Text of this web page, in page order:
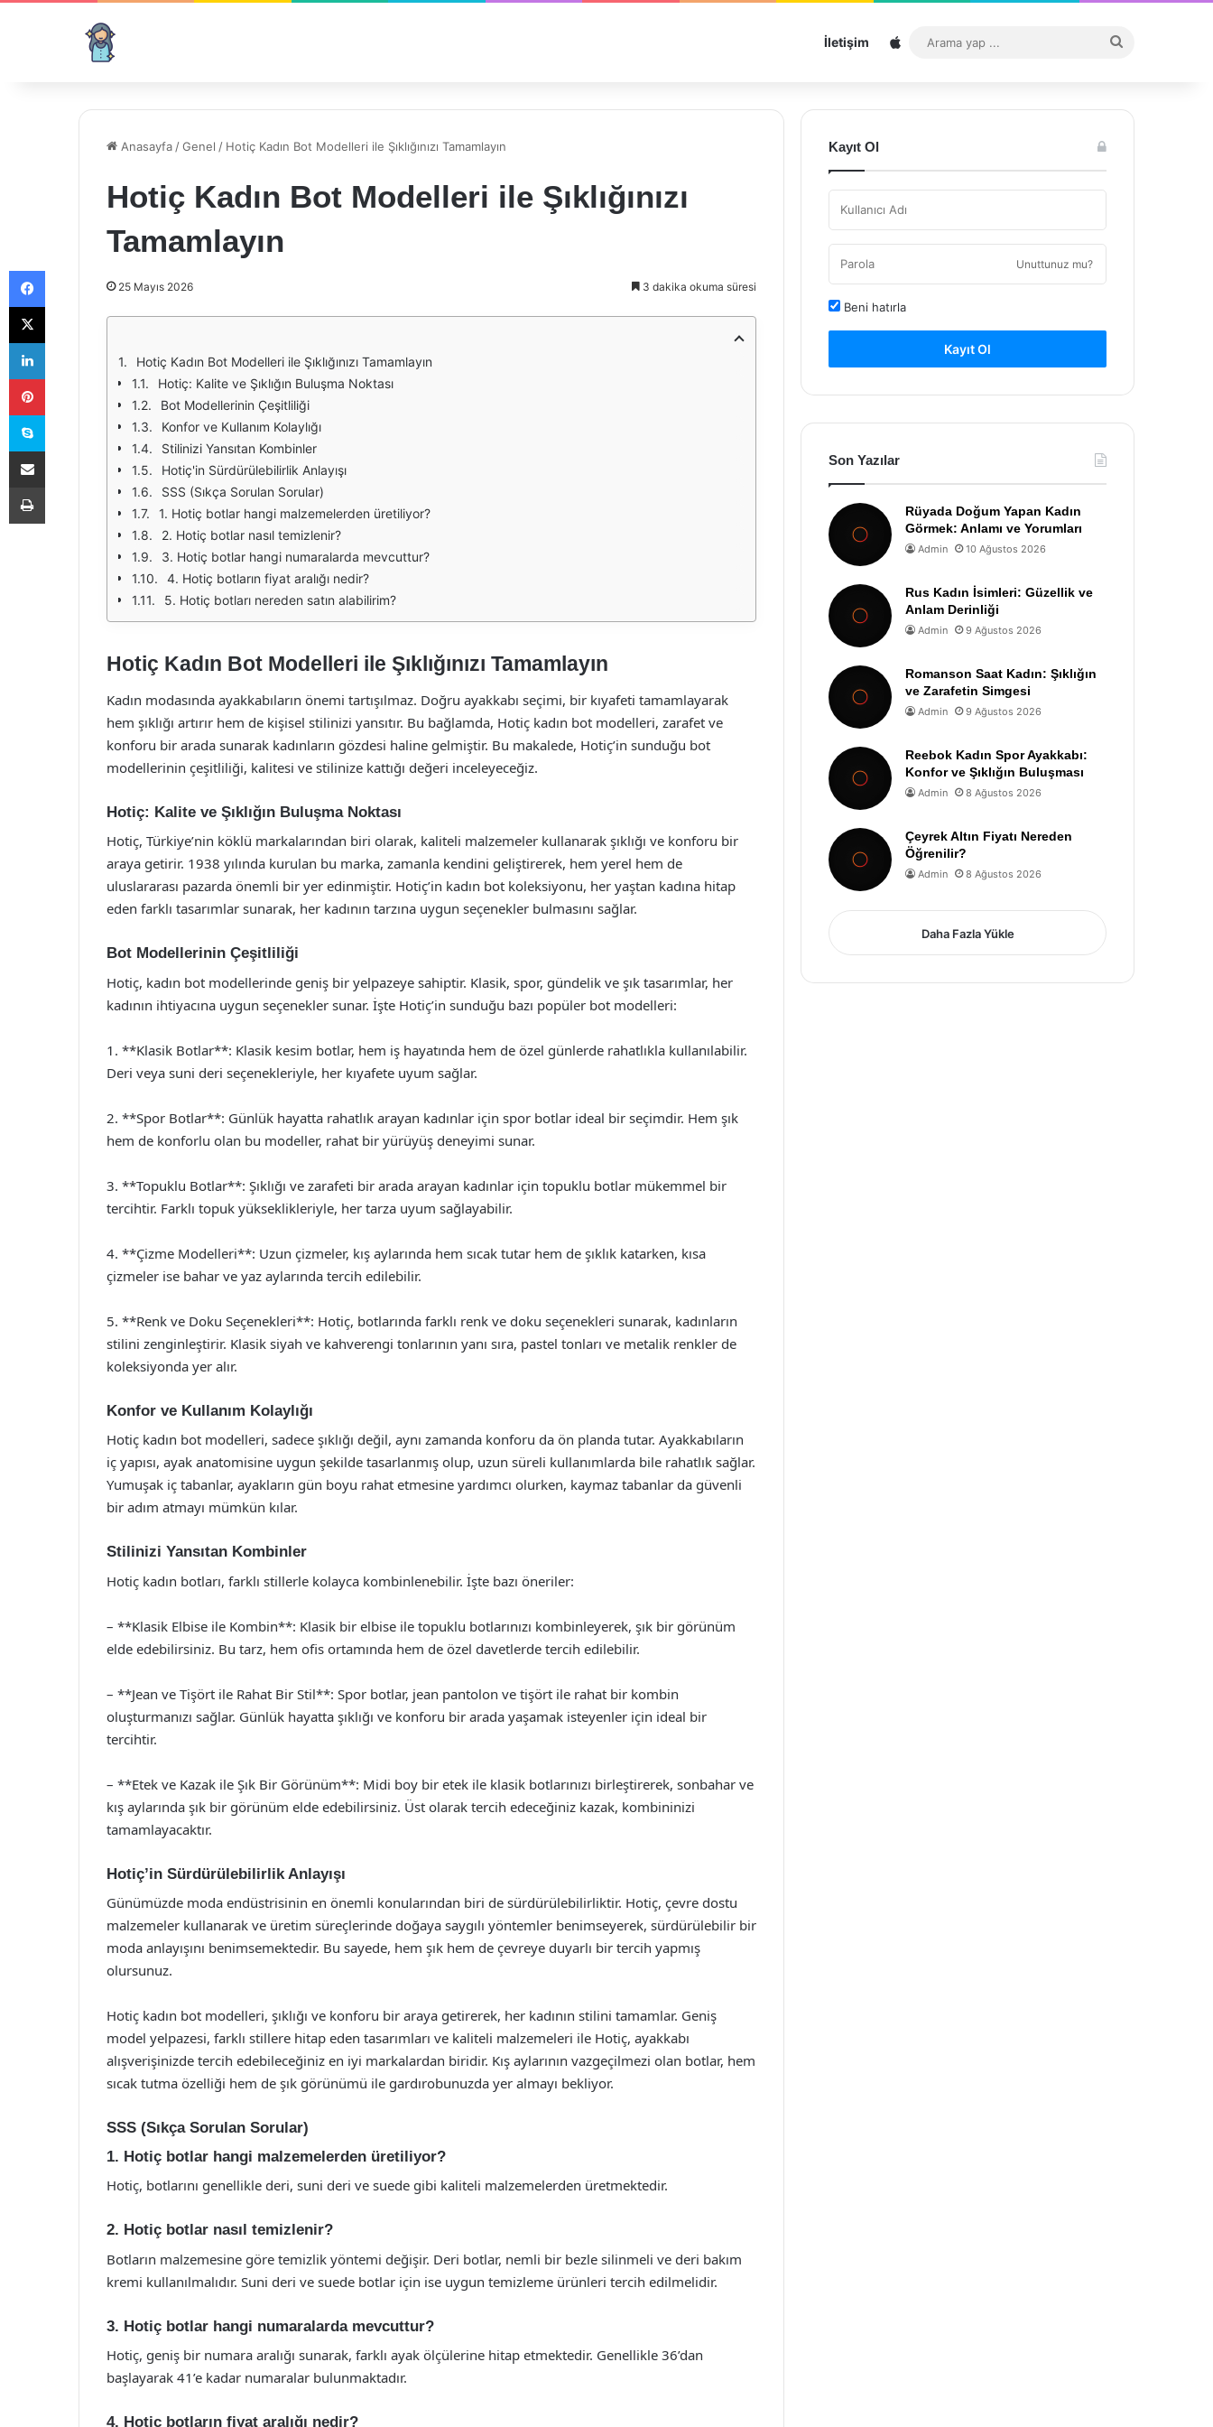
İletişim Sitemap
...
Anasayfa /Genel / Hotiç Kadın Bot Modelleri ile Şıklığınızı Tamamlayın
Hotiç Kadın Bot Modelleri ile Şıklığınızı
Tamamlayın
25 Mayıs 2026 3 dakika okuma süresi
Hotiç Kadın Bot Modelleri ile Şıklığınızı Tamamlayın
Hotiç: Kalite ve Şıklığın Buluşma Noktası
Bot Modellerinin Çeşitliliği
Konfor ve Kullanım Kolaylığı
Stilinizi Yansıtan Kombinler
Hotiç'in Sürdürülebilirlik Anlayışı
SSS (Sıkça Sorulan Sorular)
1. Hotiç botlar hangi malzemelerden üretiliyor?
2. Hotiç botlar nasıl temizlenir?
3. Hotiç botlar hangi numaralarda mevcuttur?
4. Hotiç botların fiyat aralığı nedir?
5. Hotiç botları nereden satın alabilirim?
Hotiç Kadın Bot Modelleri ile Şıklığınızı Tamamlayın
Kadın modasında ayakkabıların önemi tartışılmaz. Doğru ayakkabı seçimi, bir kıyafeti tamamlayarak
hem şıklığı artırır hem de kişisel stilinizi yansıtır. Bu bağlamda, Hotiç kadın bot modelleri, zarafet ve
konforu bir arada sunarak kadınların gözdesi haline gelmiştir. Bu makalede, Hotiç’in sunduğu bot
modellerinin çeşitliliği, kalitesi ve stilinize kattığı değeri inceleyeceğiz.
Hotiç: Kalite ve Şıklığın Buluşma Noktası
Hotiç, Türkiye’nin köklü markalarından biri olarak, kaliteli malzemeler kullanarak şıklığı ve konforu bir
araya getirir. 1938 yılında kurulan bu marka, zamanla kendini geliştirerek, hem yerel hem de
uluslararası pazarda önemli bir yer edinmiştir. Hotiç’in kadın bot koleksiyonu, her yaştan kadına hitap
eden farklı tasarımlar sunarak, her kadının tarzına uygun seçenekler bulmasını sağlar.
Bot Modellerinin Çeşitliliği
Hotiç, kadın bot modellerinde geniş bir yelpazeye sahiptir. Klasik, spor, gündelik ve şık tasarımlar, her
kadının ihtiyacına uygun seçenekler sunar. İşte Hotiç’in sunduğu bazı popüler bot modelleri:
1. **Klasik Botlar**: Klasik kesim botlar, hem iş hayatında hem de özel günlerde rahatlıkla kullanılabilir.
Deri veya suni deri seçenekleriyle, her kıyafete uyum sağlar.
2. **Spor Botlar**: Günlük hayatta rahatlık arayan kadınlar için spor botlar ideal bir seçimdir. Hem şık
hem de konforlu olan bu modeller, rahat bir yürüyüş deneyimi sunar.
3. **Topuklu Botlar**: Şıklığı ve zarafeti bir arada arayan kadınlar için topuklu botlar mükemmel bir
tercihtir. Farklı topuk yükseklikleriyle, her tarza uyum sağlayabilir.
4. **Çizme Modelleri**: Uzun çizmeler, kış aylarında hem sıcak tutar hem de şıklık katarken, kısa
çizmeler ise bahar ve yaz aylarında tercih edilebilir.
5. **Renk ve Doku Seçenekleri**: Hotiç, botlarında farklı renk ve doku seçenekleri sunarak, kadınların
stilini zenginleştirir. Klasik siyah ve kahverengi tonlarının yanı sıra, pastel tonları ve metalik renkler de
koleksiyonda yer alır.
Konfor ve Kullanım Kolaylığı
Hotiç kadın bot modelleri, sadece şıklığı değil, aynı zamanda konforu da ön planda tutar. Ayakkabıların
iç yapısı, ayak anatomisine uygun şekilde tasarlanmış olup, uzun süreli kullanımlarda bile rahatlık sağlar.
Yumuşak iç tabanlar, ayakların gün boyu rahat etmesine yardımcı olurken, kaymaz tabanlar da güvenli
bir adım atmayı mümkün kılar.
Stilinizi Yansıtan Kombinler
Hotiç kadın botları, farklı stillerle kolayca kombinlenebilir. İşte bazı öneriler:
– **Klasik Elbise ile Kombin**: Klasik bir elbise ile topuklu botlarınızı kombinleyerek, şık bir görünüm
elde edebilirsiniz. Bu tarz, hem ofis ortamında hem de özel davetlerde tercih edilebilir.
– **Jean ve Tişört ile Rahat Bir Stil**: Spor botlar, jean pantolon ve tişört ile rahat bir kombin
oluşturmanızı sağlar. Günlük hayatta şıklığı ve konforu bir arada yaşamak isteyenler için ideal bir
tercihtir.
– **Etek ve Kazak ile Şık Bir Görünüm**: Midi boy bir etek ile klasik botlarınızı birleştirerek, sonbahar ve
kış aylarında şık bir görünüm elde edebilirsiniz. Üst olarak tercih edeceğiniz kazak, kombininizi
tamamlayacaktır.
Hotiç’in Sürdürülebilirlik Anlayışı
Günümüzde moda endüstrisinin en önemli konularından biri de sürdürülebilirliktir. Hotiç, çevre dostu
malzemeler kullanarak ve üretim süreçlerinde doğaya saygılı yöntemler benimseyerek, sürdürülebilir bir
moda anlayışını benimsemektedir. Bu sayede, hem şık hem de çevreye duyarlı bir tercih yapmış
olursunuz.
Hotiç kadın bot modelleri, şıklığı ve konforu bir araya getirerek, her kadının stilini tamamlar. Geniş
model yelpazesi, farklı stillere hitap eden tasarımları ve kaliteli malzemeleri ile Hotiç, ayakkabı
alışverişinizde tercih edebileceğiniz en iyi markalardan biridir. Kış aylarının vazgeçilmezi olan botlar, hem
sıcak tutma özelliği hem de şık görünümü ile gardırobunuzda yer almayı bekliyor.
SSS (Sıkça Sorulan Sorular)
1. Hotiç botlar hangi malzemelerden üretiliyor?
Hotiç, botlarını genellikle deri, suni deri ve suede gibi kaliteli malzemelerden üretmektedir.
2. Hotiç botlar nasıl temizlenir?
Botların malzemesine göre temizlik yöntemi değişir. Deri botlar, nemli bir bezle silinmeli ve deri bakım
kremi kullanılmalıdır. Suni deri ve suede botlar için ise uygun temizleme ürünleri tercih edilmelidir.
3. Hotiç botlar hangi numaralarda mevcuttur?
Hotiç, geniş bir numara aralığı sunarak, farklı ayak ölçülerine hitap etmektedir. Genellikle 36’dan
başlayarak 41’e kadar numaralar bulunmaktadır.
4. Hotiç botların fiyat aralığı nedir?
Kayıt Ol
Unuttunuz mu?
Beni hatırla
Kayıt Ol
Son Yazılar
Rüyada Doğum Yapan Kadın
Görmek: Anlamı ve Yorumları
Admin 10 Ağustos 2026
Rus Kadın İsimleri: Güzellik ve
Anlam Derinliği
Admin 9 Ağustos 2026
Romanson Saat Kadın: Şıklığın
ve Zarafetin Simgesi
Admin 9 Ağustos 2026
Reebok Kadın Spor Ayakkabı:
Konfor ve Şıklığın Buluşması
Admin 8 Ağustos 2026
Çeyrek Altın Fiyatı Nereden
Öğrenilir?
Admin 8 Ağustos 2026
Daha Fazla Yükle
Facebook
X
LinkedIn
Pinterest
Skype
E-Posta ile paylaş